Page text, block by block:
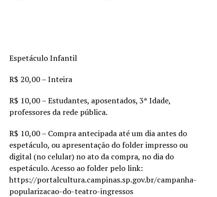
Espetáculo Infantil
R$ 20,00 – Inteira
R$ 10,00 – Estudantes, aposentados, 3ª Idade,
professores da rede pública.
R$ 10,00 – Compra antecipada até um dia antes do
espetáculo, ou apresentação do folder impresso ou
digital (no celular) no ato da compra, no dia do
espetáculo. Acesso ao folder pelo link:
https://portalcultura.campinas.sp.gov.br/campanha-
popularizacao-do-teatro-ingressos